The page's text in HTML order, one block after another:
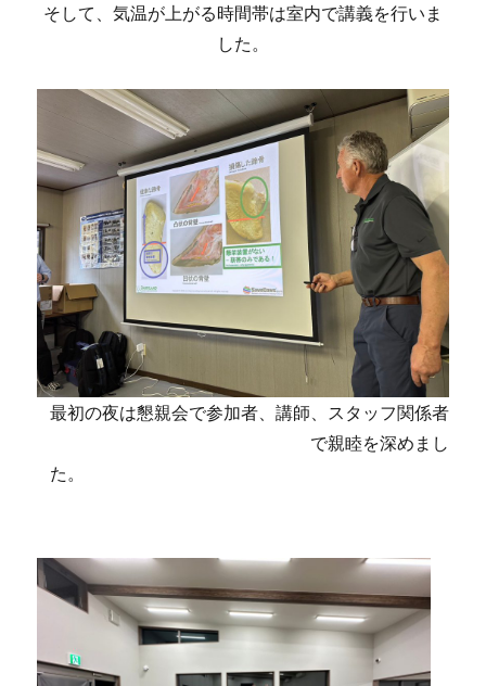
そして、気温が上がる時間帯は室内で講義を行いま
した。
最初の夜は懇親会で参加者、講師、スタッフ関係者
で親睦を深めまし
た。